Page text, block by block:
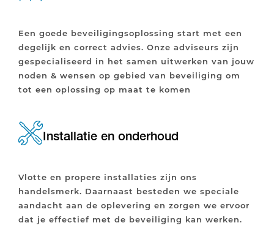
Een goede beveiligingsoplossing start met een
degelijk en correct advies. Onze adviseurs zijn
gespecialiseerd in het samen uitwerken van jouw
noden & wensen op gebied van beveiliging om
tot een oplossing op maat te komen
Installatie en onderhoud
Vlotte en propere installaties zijn ons
handelsmerk. Daarnaast besteden we speciale
aandacht aan de oplevering en zorgen we ervoor
dat je effectief met de beveiliging kan werken.